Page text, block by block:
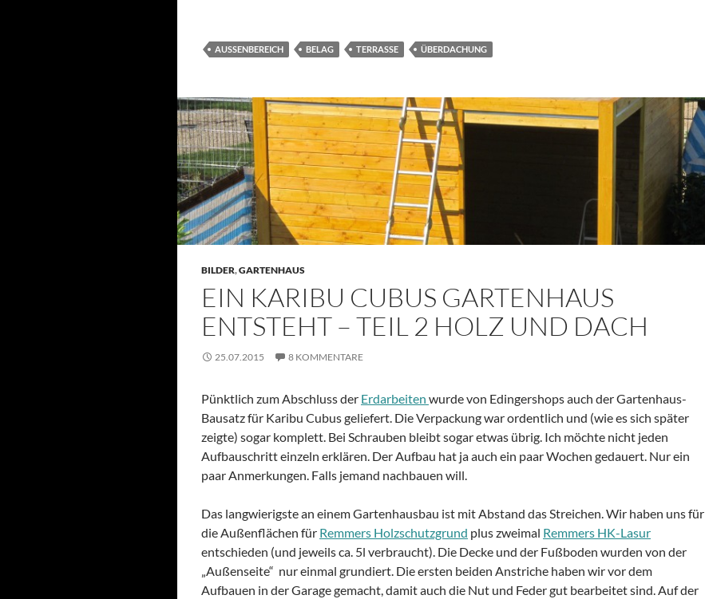
AUSSENBEREICH BELAG TERRASSE ÜBERDACHUNG
BILDER,GARTENHAUS
EIN KARIBU CUBUS GARTENHAUS
ENTSTEHT – TEIL 2 HOLZ UND DACH
25.07.2015 8 KOMMENTARE
Pünktlich zum Abschluss der Erdarbeiten wurde von Edingershops auch der Gartenhaus-
Bausatz für Karibu Cubus geliefert. Die Verpackung war ordentlich und (wie es sich später
zeigte) sogar komplett. Bei Schrauben bleibt sogar etwas übrig. Ich möchte nicht jeden
Aufbauschritt einzeln erklären. Der Aufbau hat ja auch ein paar Wochen gedauert. Nur ein
paar Anmerkungen. Falls jemand nachbauen will.
Das langwierigste an einem Gartenhausbau ist mit Abstand das Streichen. Wir haben uns für
die Außenflächen für Remmers Holzschutzgrund plus zweimal Remmers HK-Lasur
entschieden (und jeweils ca. 5l verbraucht). Die Decke und der Fußboden wurden von der
„Außenseite“ nur einmal grundiert. Die ersten beiden Anstriche haben wir vor dem
Aufbauen in der Garage gemacht, damit auch die Nut und Feder gut bearbeitet sind. Auf der